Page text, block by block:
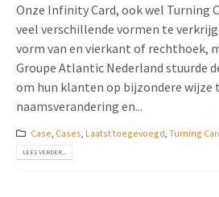
Onze Infinity Card, ook wel Turning
veel verschillende vormen te
vorm van en vierkant of rechthoek,
Groupe Atlantic Nederland stuurde
om hun klanten op bijzondere wijze
naamsverandering en...
Case, Cases, Laatst toegevoegd, Turning
LEES VERDER...